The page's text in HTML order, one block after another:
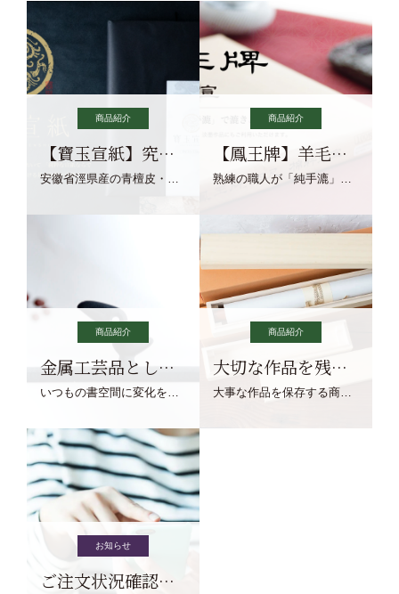
商品紹介
【寶玉宣紙】究極の純粋な宣紙を目指す寶玉宣紙
安徽省涇県産の青檀皮・砂田稲藁・清らかな渓流水、熟練手漉き職人の卓越した手漉技術による最高級の純宣紙です。
商品紹介
【鳳王牌】羊毛筆×濃墨での揮毫に最適な宣紙系画仙紙
熟練の職人が「純手漉」で漉きあげる書画紙。宣紙を好まれるお客様向けの棉料単宣に漉きあげました。
商品紹介
金属工芸品としての文鎮
いつもの書空間に変化を与えてくれる、見ているだけで愉しくなる金属工芸品の文鎮をご紹介します。
商品紹介
大切な作品を残す作品保存商品
大事な作品を保存する商品を取りまとめてご紹介ます。
お知らせ
ご注文状況確認について